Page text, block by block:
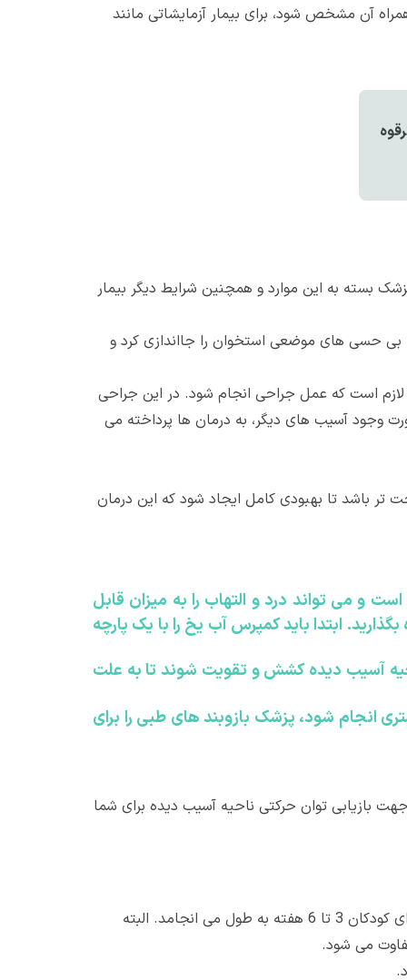
آن مشخص شود، برای بیمار آزمایشاتی مانند
به این موارد و همچنین شرایط دیگر بیمار
حسی های موضعی استخوان را جااندازی کرد و
لازم است که عمل جراحی انجام شود. در این جراحی
آسیب های دیگر، به درمان ها پرداخته می
تر باشد تا بهبودی کامل ایجاد شود که این درمان
و می تواند درد و التهاب را به میزان قابل
ابتدا باید کمپرس آب یخ را با یک پارچه
آسیب دیده کشش و تقویت شوند تا به علت
انجام شود، پزشک بازوبند های طبی را برای
بازیابی توان حرکتی ناحیه آسیب دیده برای شما
در پاسخ به این پرسش که جوش خوردن استخوان چه مدت طول میکشد، باید گفت معمولا برای بزرگسالان 6 تا 8 هفته و برای کودکان 3 تا 6 هفته به طول می انجامد. البته
می شود.